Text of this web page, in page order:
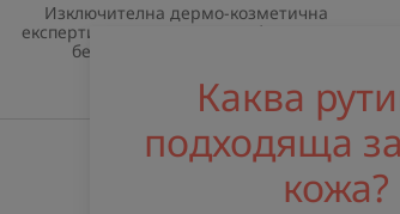
Каква
подходяща
кожа?
Изключителна дермо-козметична
експертиза за качествена, ефективна и
безопасна грижа за кожата
Получавайте